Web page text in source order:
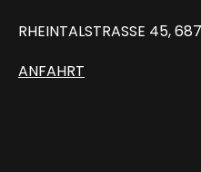
RHEINTALSTRASSE 45,
ANFAHRT